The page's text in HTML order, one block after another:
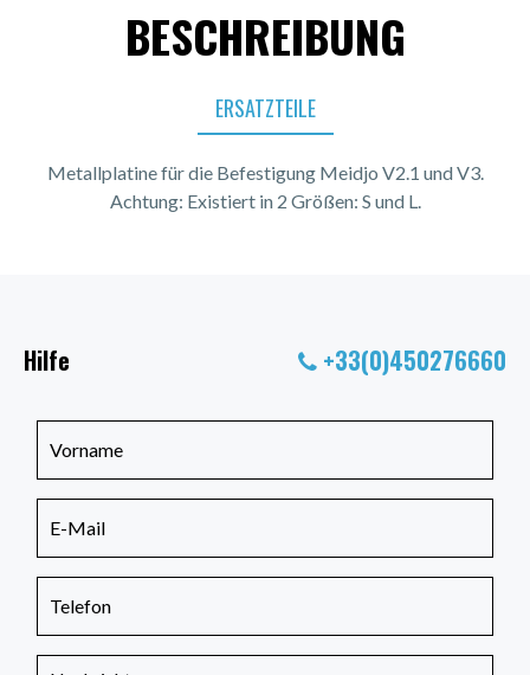
BESCHREIBUNG
ERSATZTEILE
Metallplatine für die Befestigung Meidjo V2.1 und V3.
Achtung: Existiert in 2 Größen: S und L.
Hilfe +33(0)450276660